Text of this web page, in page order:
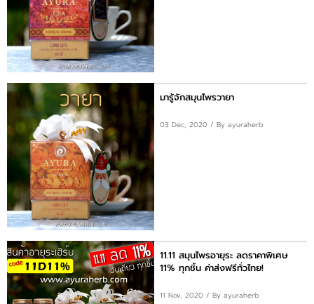
มารู้จักสมุนไพรวายา
03 Dec, 2020 / By ayuraherb
11.11 สมุนไพรอายุระ ลดราคาพิเศษ
11% ทุกชิ้น ค่าส่งฟรีทั่วไทย!
11 Nov, 2020 / By ayuraherb